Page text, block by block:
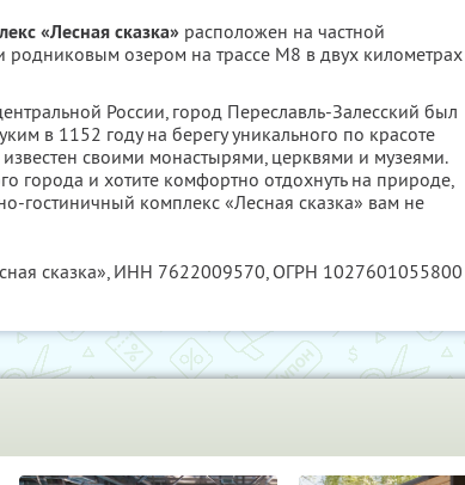
«Лесная сказка» расположен на частной
родниковым озером на трассе М8 в двух километрах
России, город Переславль-Залесский был
в 1152 году на берегу уникального по красоте
своими монастырями, церквями и музеями.
города и хотите комфортно отдохнуть на природе,
гостиничный комплекс «Лесная сказка» вам не
сказка», ИНН 7622009570, ОГРН 1027601055800